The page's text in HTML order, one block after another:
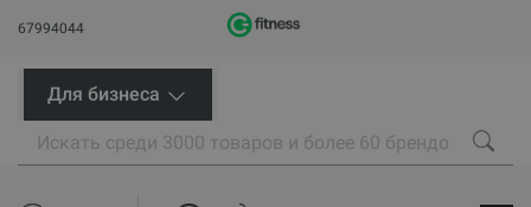
67994044
Для бизнеса